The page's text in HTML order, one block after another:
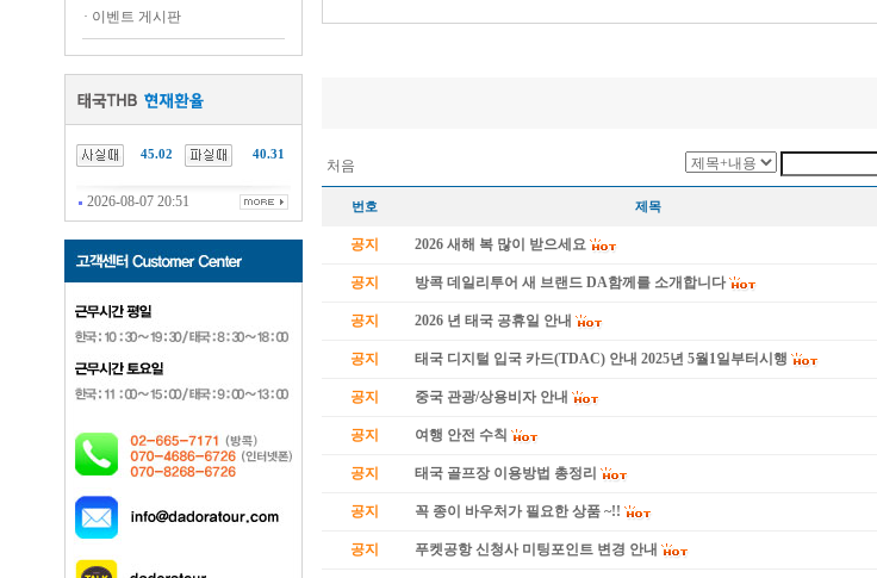
· 이벤트 게시판
45.02 40.31
2026-08-07 20:51
처음
번호 제목
공지 2026 새해 복 많이 받으세요
공지 방콕 데일리투어 새 브랜드 DA함께를 소개합니다
공지 2026 년 태국 공휴일 안내
공지 태국 디지털 입국 카드(TDAC) 안내 2025년 5월1일부터시행
공지 중국 관광/상용비자 안내
공지 여행 안전 수칙
공지 태국 골프장 이용방법 총정리
공지 꼭 종이 바우처가 필요한 상품 ~!!
공지 푸켓공항 신청사 미팅포인트 변경 안내